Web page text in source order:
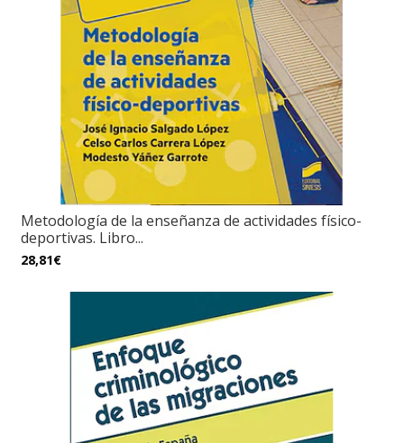
Metodología de la enseñanza de actividades físico-
deportivas. Libro...
28,81€